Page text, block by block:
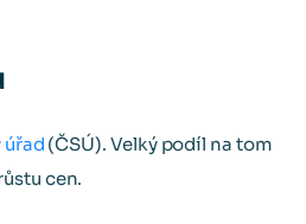
(ČSÚ). Velký podíl na tom
cen.